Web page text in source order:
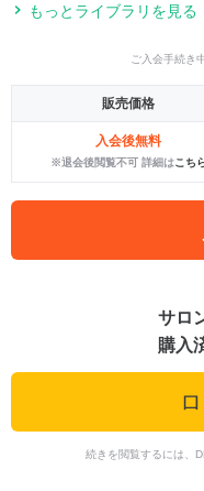
もっとライブラリを見る
ご入会手続き
販売価格
入会後無料
※退会後閲覧不可 詳細はこち
サロ
購入
続きを閲覧するには、